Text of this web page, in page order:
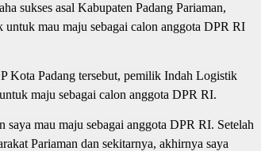
sukses asal Kabupaten Padang Pariaman,
mau maju sebagai calon anggota DPR RI
Kota Padang tersebut, pemilik Indah Logistik
maju sebagai calon anggota DPR RI.
mau maju sebagai anggota DPR RI. Setelah
Pariaman dan sekitarnya, akhirnya saya